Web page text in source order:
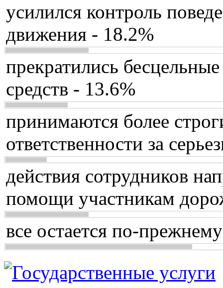
усилился контроль
движения - 18.2%
прекратились
средств - 13.6%
принимаются более
ответственности за
действия сотрудников
помощи участникам
все остается по-